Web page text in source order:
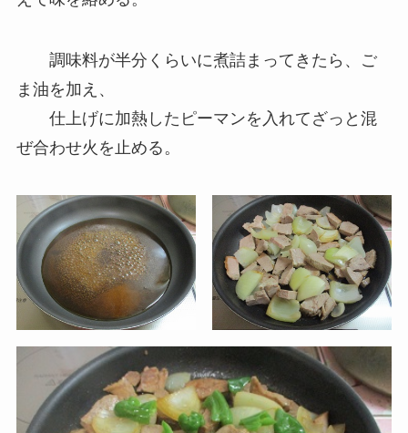
調味料が半分くらいに煮詰まってきたら、ご
ま油を加え、
仕上げに加熱したピーマンを入れてざっと混
ぜ合わせ火を止める。